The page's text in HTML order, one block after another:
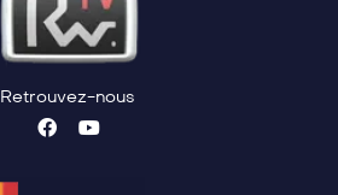
Retrouvez-nous